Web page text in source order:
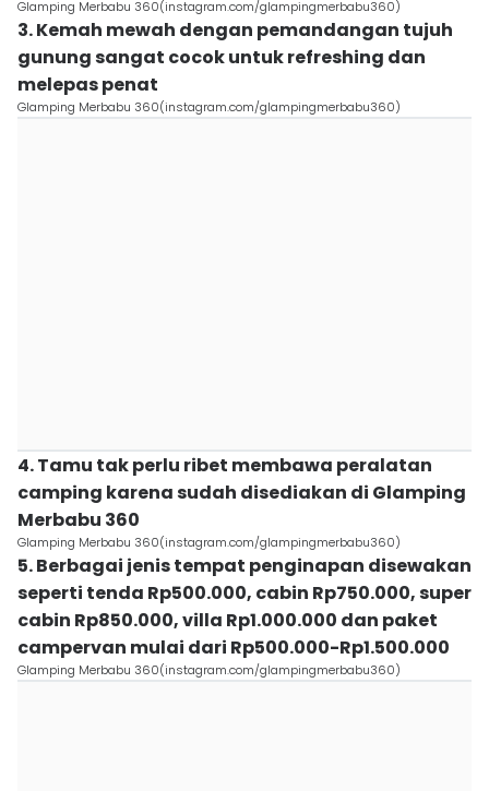
Glamping Merbabu 360(instagram.com/glampingmerbabu360)
3. Kemah mewah dengan pemandangan tujuh
gunung sangat cocok untuk refreshing dan
melepas penat
Glamping Merbabu 360(instagram.com/glampingmerbabu360)
4. Tamu tak perlu ribet membawa peralatan
camping karena sudah disediakan di Glamping
Merbabu 360
Glamping Merbabu 360(instagram.com/glampingmerbabu360)
5. Berbagai jenis tempat penginapan disewakan
seperti tenda Rp500.000, cabin Rp750.000, super
cabin Rp850.000, villa Rp1.000.000 dan paket
campervan mulai dari Rp500.000-Rp1.500.000
Glamping Merbabu 360(instagram.com/glampingmerbabu360)